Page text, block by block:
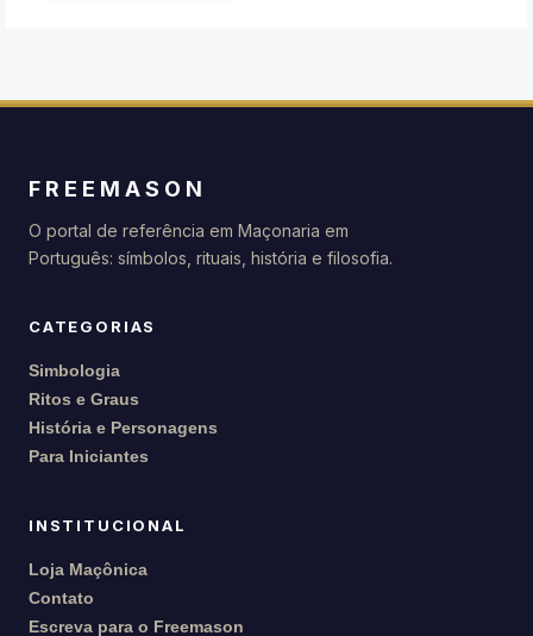
FREEMASON
O portal de referência em Maçonaria em
Português: símbolos, rituais, história e filosofia.
CATEGORIAS
Simbologia
Ritos e Graus
História e Personagens
Para Iniciantes
INSTITUCIONAL
Loja Maçônica
Contato
Escreva para o Freemason